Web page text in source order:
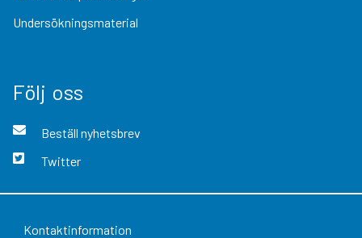
Undersökningsmaterial
Följ oss
Beställ nyhetsbrev
Twitter
Kontaktinformation